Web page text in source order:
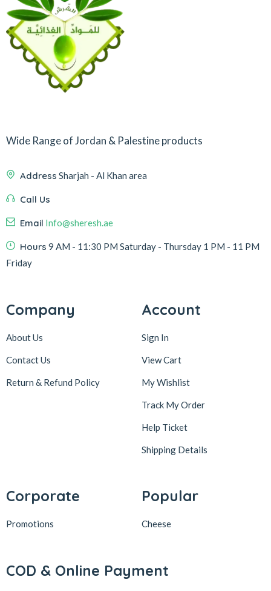
Wide Range of Jordan & Palestine products
Address Sharjah - Al Khan area
Call Us
Email Info@sheresh.ae
Hours 9 AM - 11:30 PM Saturday - Thursday 1 PM - 11 PM
Friday
Company
About Us
Contact Us
Return & Refund Policy
Account
Sign In
View Cart
My Wishlist
Track My Order
Help Ticket
Shipping Details
Corporate
Promotions
Popular
Cheese
COD & Online Payment